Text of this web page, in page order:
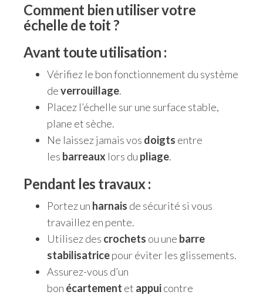
Comment bien utiliser votre
échelle de toit ?
Avant toute utilisation :
Vérifiez le bon fonctionnement du système
deverrouillage.
Placez l’échelle sur une surface stable,
plane et sèche.
Ne laissez jamais vos doigts entre
les barreaux lors du pliage.
Pendant les travaux:
Portez un harnais de sécurité si vous
travaillez en pente.
Utilisez des crochets ou une barre
stabilisatricepour éviter les glissements.
Assurez-vous d’un
bon écartement et appuicontre